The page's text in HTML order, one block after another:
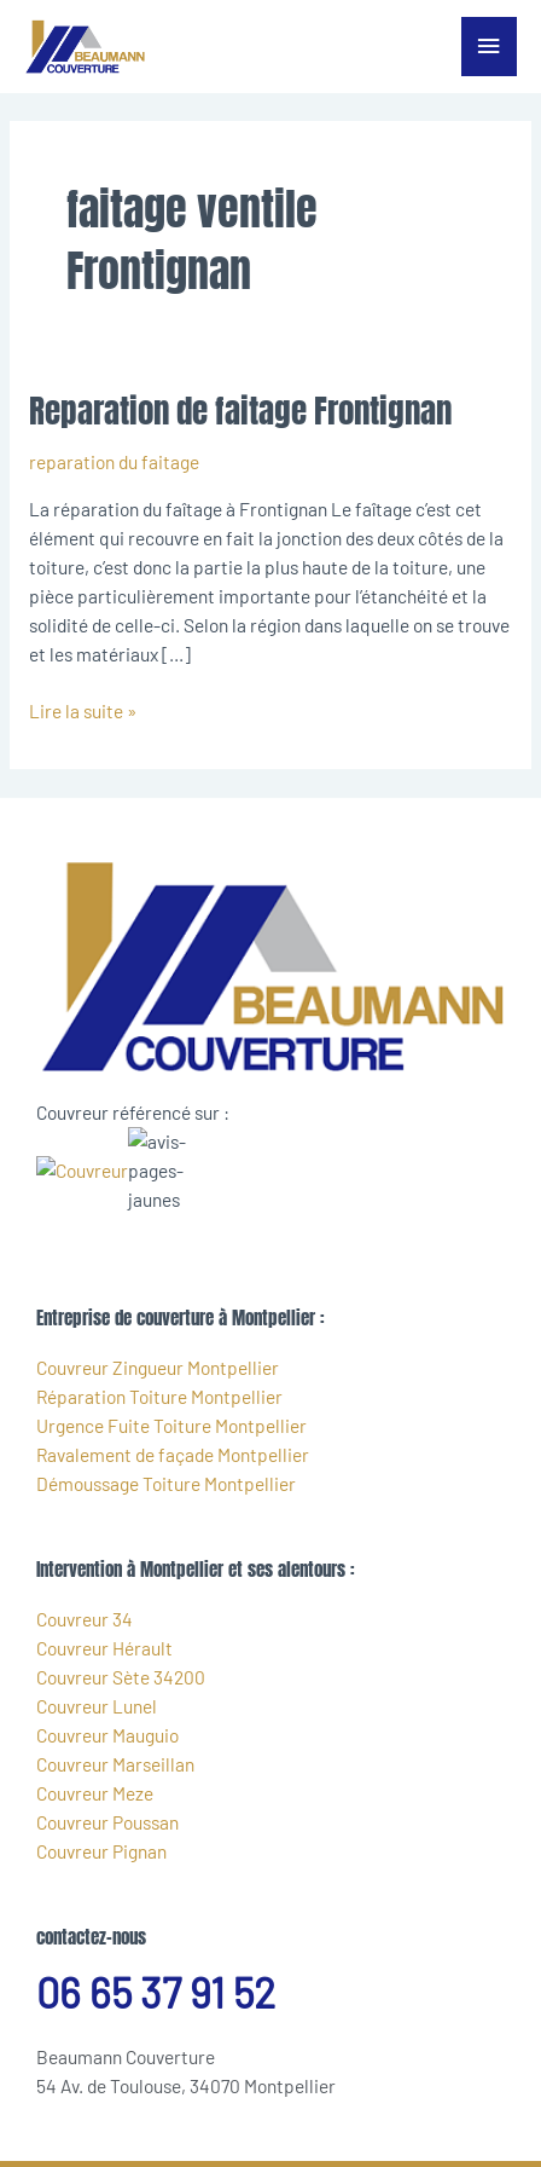
Aller
Menu
faitage ventile
Frontignan
Reparation de faitage Frontignan
reparation du faitage
La réparation du faîtage à Frontignan Le faîtage c’est cet
élément qui recouvre en fait la jonction des deux côtés de la
toiture, c’est donc la partie la plus haute de la toiture, une
pièce particulièrement importante pour l’étanchéité et la
solidité de celle-ci. Selon la région dans laquelle on se trouve
et les matériaux […]
Reparation
de
faitage
Lire la suite »
Couvreur référencé sur :
Entreprise de couverture à Montpellier :
Couvreur Zingueur Montpellier
Réparation Toiture Montpellier
Urgence Fuite Toiture Montpellier
Ravalement de façade Montpellier
Démoussage Toiture Montpellier
Intervention à Montpellier et ses alentours :
Couvreur 34
Couvreur Hérault
Couvreur Sète 34200
Couvreur Lunel
Couvreur Mauguio
Couvreur Marseillan
Couvreur Meze
Couvreur Poussan
Couvreur Pignan
contactez-nous
06 65 37 91 52
Beaumann Couverture
54 Av. de Toulouse, 34070 Montpellier